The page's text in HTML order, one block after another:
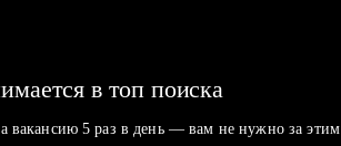
в топ поиска
вакансию 5 раз в день — вам не нужно за этим